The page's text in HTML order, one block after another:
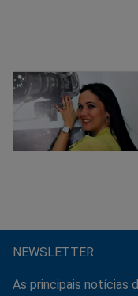
NEWSLETTER
As principais notícias